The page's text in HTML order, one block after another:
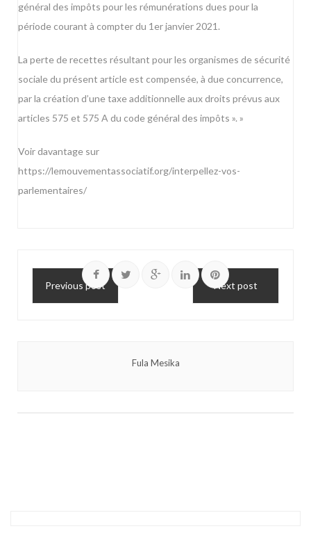
général des impôts pour les rémunérations dues pour la
période courant à compter du 1er janvier 2021.
La perte de recettes résultant pour les organismes de sécurité
sociale du présent article est compensée, à due concurrence,
par la création d’une taxe additionnelle aux droits prévus aux
articles 575 et 575 A du code général des impôts ». »
Voir davantage sur
https://lemouvementassociatif.org/interpellez-vos-
parlementaires/
Previous post Next post
Fula Mesika